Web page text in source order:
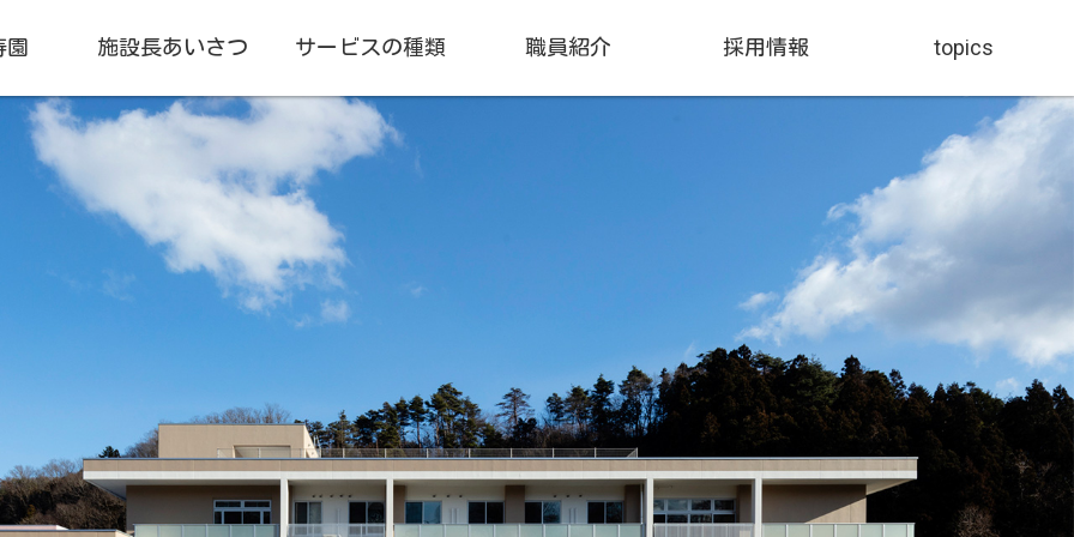
園 施設長あいさつ サービスの種類 職員紹介 採用情報 topics